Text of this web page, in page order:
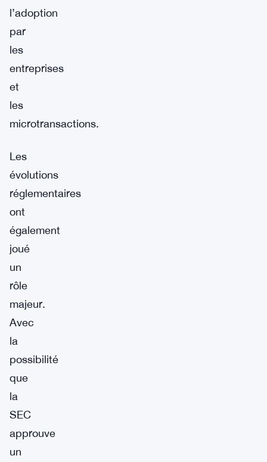
l’adoption
par
les
entreprises
et
les
microtransactions.
Les
évolutions
réglementaires
ont
également
joué
un
rôle
majeur.
Avec
la
possibilité
que
la
SEC
approuve
un